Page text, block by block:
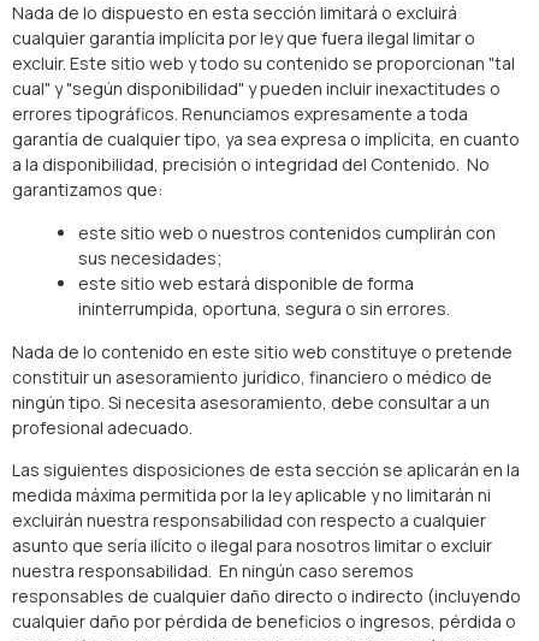
Nada de lo dispuesto en esta sección limitará o excluirá
cualquier garantía implícita por ley que fuera ilegal limitar o
excluir. Este sitio web y todo su contenido se proporcionan "tal
cual" y "según disponibilidad" y pueden incluir inexactitudes o
errores tipográficos. Renunciamos expresamente a toda
garantía de cualquier tipo, ya sea expresa o implícita, en cuanto
a la disponibilidad, precisión o integridad del Contenido. No
garantizamos que:
este sitio web o nuestros contenidos cumplirán con
sus necesidades;
este sitio web estará disponible de forma
ininterrumpida, oportuna, segura o sin errores.
Nada de lo contenido en este sitio web constituye o pretende
constituir un asesoramiento jurídico, financiero o médico de
ningún tipo. Si necesita asesoramiento, debe consultar a un
profesional adecuado.
Las siguientes disposiciones de esta sección se aplicarán en la
medida máxima permitida por la ley aplicable y no limitarán ni
excluirán nuestra responsabilidad con respecto a cualquier
asunto que sería ilícito o ilegal para nosotros limitar o excluir
nuestra responsabilidad. En ningún caso seremos
responsables de cualquier daño directo o indirecto (incluyendo
cualquier daño por pérdida de beneficios o ingresos, pérdida o